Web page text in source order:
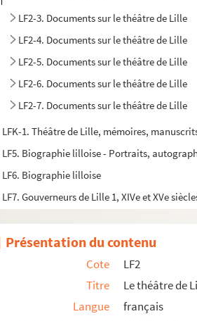
LF2-3. Documents sur le théâtre de Lille
LF2-4. Documents sur le théâtre de Lille
LF2-5. Documents sur le théâtre de Lille
LF2-6. Documents sur le théâtre de Lille
LF2-7. Documents sur le théâtre de Lille
LFK-1. Théâtre de Lille, mémoires,
LF5. Biographie lilloise - Portraits,
LF6. Biographie lilloise
LF7. Gouverneurs de Lille 1, XIVe et XVe
LF9. Gouverneurs de Lille 3, XVIIIe siècle
LF10. Musée de Lille - Photographies de
LF11. Vues de Lille – Cartes postales
LF12. Vues de Lille - photographies,
Présentation du contenu
Cote
LF2
Titre
Le théâtre de
Langue
français